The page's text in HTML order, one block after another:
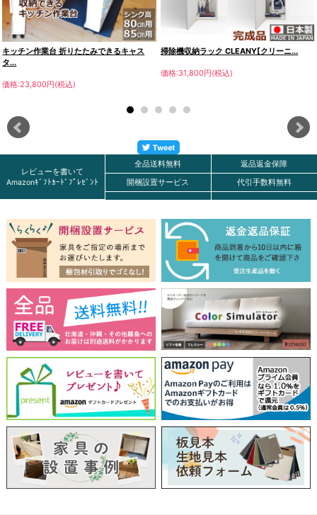
キッチン作業台 折りたたみできるキャス
タ...
価格:23,800円(税込)
掃除機収納ラック CLEANY[クリーニ...
価格:31,800円(税込)
レビューを書いて
Amazonｷﾞﾌﾄｶｰﾄﾞﾌﾟﾚｾﾞﾝﾄ
全品送料無料
開梱設置サービス
返品返金保障
代引手数料無料